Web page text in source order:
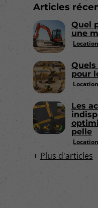
Articles
Quel
une
pour
Les
pelle
Plus d'articles